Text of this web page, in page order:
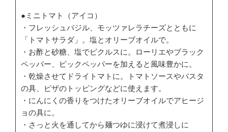
●ミニトマト（アイコ）
・フレッシュバジル、モッツァレラチーズとともに
「トマトサラダ」。塩とオリーブオイルで。
・お酢と砂糖、塩でピクルスに。ローリエやブラック
ペッパー、ピックペッパーを加えると風味豊かに。
・乾燥させてドライトマトに。トマトソースやパスタ
の具、ピザのトッピングなどに使えます。
・にんにくの香りをつけたオリーブオイルでアヒージ
ョの具に。
・さっと火を通してから麺つゆに浸けて煮浸しに